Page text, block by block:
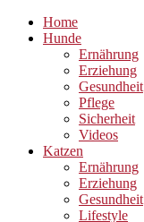
Home
Hunde
Ernährung
Erziehung
Gesundheit
Pflege
Sicherheit
Videos
Katzen
Ernährung
Erziehung
Gesundheit
Lifestyle